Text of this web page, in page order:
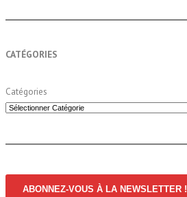
CATÉGORIES
Catégories
ABONNEZ-VOUS À LA NEWSLETTER !